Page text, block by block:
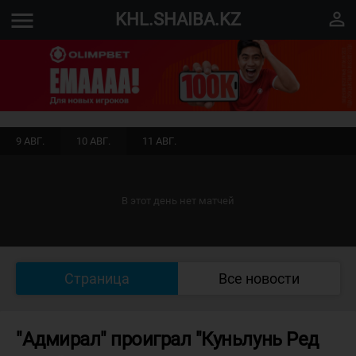
menu KHL.SHAIBA.KZ perm_identity
9 АВГ. 10 АВГ. 11 АВГ.
В этот день нет матчей
Страница Все новости
"Адмирал" проиграл "Куньлунь Ред